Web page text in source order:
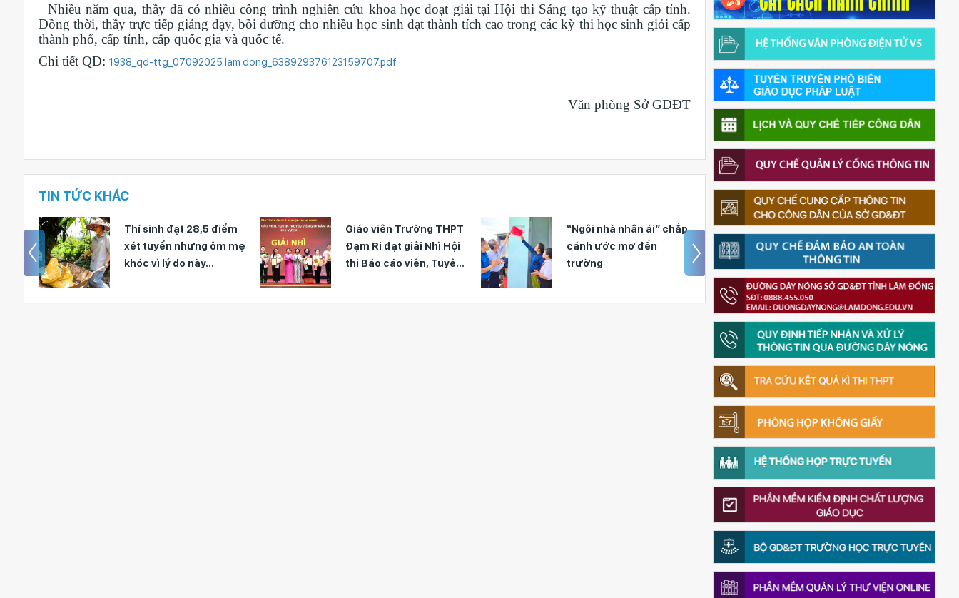
Nhiều năm qua, thầy đã có nhiều công trình nghiên cứu khoa học đoạt giải tại Hội thi Sáng tạo kỹ thuật cấp tỉnh.
Đồng thời, thầy trực tiếp giảng dạy, bồi dưỡng cho nhiều học sinh đạt thành tích cao trong các kỳ thi học sinh giỏi cấp
thành phố, cấp tỉnh, cấp quốc gia và quốc tế.
Chi tiết QĐ: 1938_qd-ttg_07092025 lam dong_638929376123159707.pdf
Văn phòng Sở GDĐT
TIN TỨC KHÁC
Thí sinh đạt 28,5 điểm
xét tuyển nhưng ôm mẹ
khóc vì lý do này...
Giáo viên Trường THPT
Đạm Ri đạt giải Nhì Hội
thi Báo cáo viên, Tuyên
“Ngôi nhà nhân ái” chắp
cánh ước mơ đến
trường
Hơn 12 năm gắn bó màu
khăn quàng đỏ